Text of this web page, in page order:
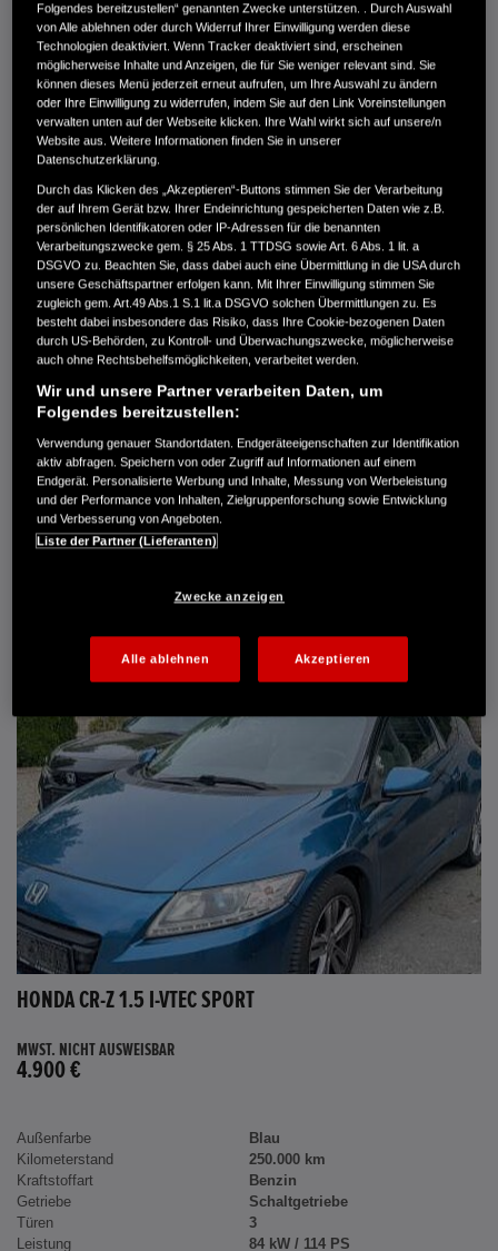
MWST. NICHT AUSWEISBAR
3.900 €
Außenfarbe
crystal black pearl
Kilometerstand
166.000 km
Kraftstoffart
Super
Getriebe
Automatik
Türen
5
Leistung
61 kW / 83 PS
Hubraum
1.339 cm³
Erstzulassung
10.2007
Bauart
Limousine
AUTO HARKE GMBH
Randersweide 59-63
21035 Hamburg
+49 40 735 935 0
DETAILS
HONDA CR-Z 1.5 I-VTEC SPORT
MWST. NICHT AUSWEISBAR
4.900 €
Außenfarbe
Blau
Kilometerstand
250.000 km
Kraftstoffart
Benzin
Getriebe
Schaltgetriebe
Türen
3
Leistung
84 kW / 114 PS
Folgendes bereitzustellen“ genannten Zwecke unterstützen. . Durch Auswahl
von Alle ablehnen oder durch Widerruf Ihrer Einwilligung werden diese
Technologien deaktiviert. Wenn Tracker deaktiviert sind, erscheinen
möglicherweise Inhalte und Anzeigen, die für Sie weniger relevant sind. Sie
können dieses Menü jederzeit erneut aufrufen, um Ihre Auswahl zu ändern
oder Ihre Einwilligung zu widerrufen, indem Sie auf den Link Voreinstellungen
verwalten unten auf der Webseite klicken. Ihre Wahl wirkt sich auf unsere/n
Website aus. Weitere Informationen finden Sie in unserer
Datenschutzerklärung.
Durch das Klicken des „Akzeptieren“-Buttons stimmen Sie der Verarbeitung
der auf Ihrem Gerät bzw. Ihrer Endeinrichtung gespeicherten Daten wie z.B.
persönlichen Identifikatoren oder IP-Adressen für die benannten
Verarbeitungszwecke gem. § 25 Abs. 1 TTDSG sowie Art. 6 Abs. 1 lit. a
DSGVO zu. Beachten Sie, dass dabei auch eine Übermittlung in die USA durch
unsere Geschäftspartner erfolgen kann. Mit Ihrer Einwilligung stimmen Sie
zugleich gem. Art.49 Abs.1 S.1 lit.a DSGVO solchen Übermittlungen zu. Es
besteht dabei insbesondere das Risiko, dass Ihre Cookie-bezogenen Daten
durch US-Behörden, zu Kontroll- und Überwachungszwecke, möglicherweise
auch ohne Rechtsbehelfsmöglichkeiten, verarbeitet werden.
Wir und unsere Partner verarbeiten Daten, um
Folgendes bereitzustellen:
Verwendung genauer Standortdaten. Endgeräteeigenschaften zur Identifikation
aktiv abfragen. Speichern von oder Zugriff auf Informationen auf einem
Endgerät. Personalisierte Werbung und Inhalte, Messung von Werbeleistung
und der Performance von Inhalten, Zielgruppenforschung sowie Entwicklung
und Verbesserung von Angeboten.
Liste der Partner (Lieferanten)
Zwecke anzeigen
Alle ablehnen Akzeptieren